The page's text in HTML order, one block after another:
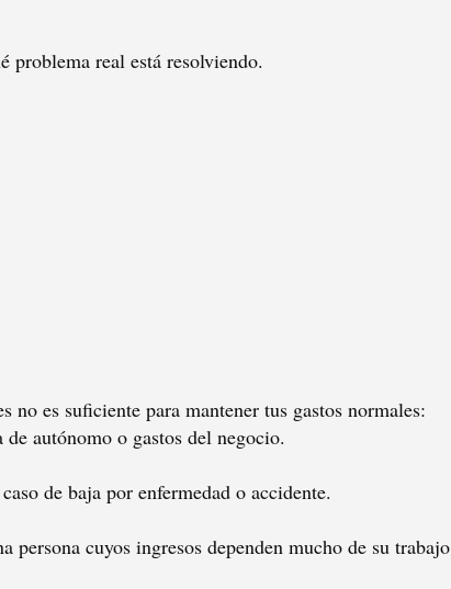
problema real está resolviendo.
no es suficiente para mantener tus gastos normales:
autónomo o gastos del negocio.
de baja por enfermedad o accidente.
cuyos ingresos dependen mucho de su trabajo